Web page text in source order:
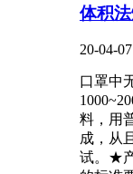
体积
20-04-07
口罩中
料，用
成，从
试。★